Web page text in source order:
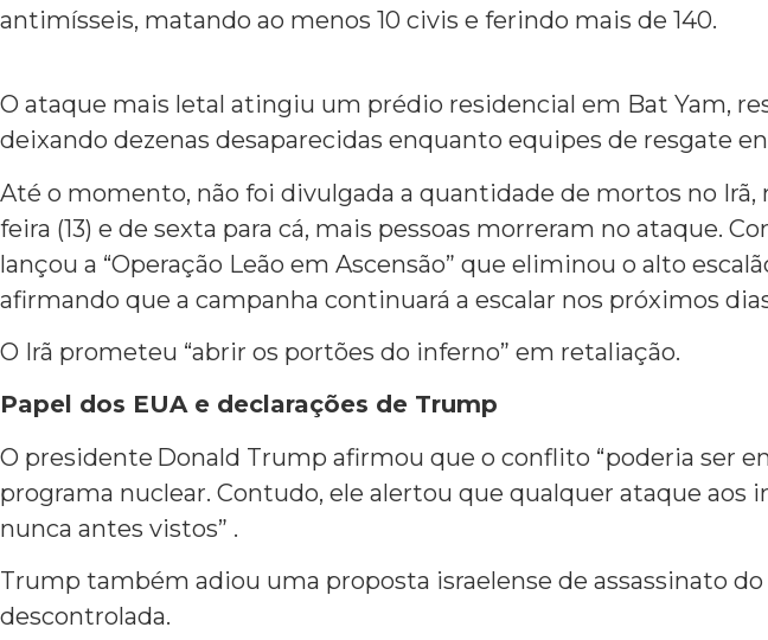
antimísseis, matando ao menos 10 civis e ferindo mais de 140.
O ataque mais letal atingiu um prédio residencial em Bat Yam,
deixando dezenas desaparecidas enquanto equipes de resgate
Até o momento, não foi divulgada a quantidade de mortos no
feira (13) e de sexta para cá, mais pessoas morreram no ataque.
lançou a “Operação Leão em Ascensão” que eliminou o alto
afirmando que a campanha continuará a escalar nos próximos
O Irã prometeu “abrir os portões do inferno” em retaliação.
Papel dos EUA e declarações de Trump
O presidente Donald Trump afirmou que o conflito “poderia ser
programa nuclear. Contudo, ele alertou que qualquer ataque aos
nunca antes vistos” .
Trump também adiou uma proposta israelense de assassinato
descontrolada.